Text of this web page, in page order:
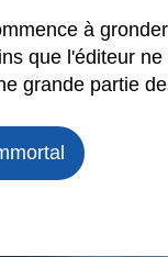
à
que l'éditeur
grande partie